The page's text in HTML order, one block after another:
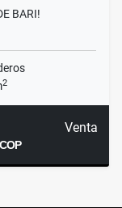
BARI!
2
Venta
COP